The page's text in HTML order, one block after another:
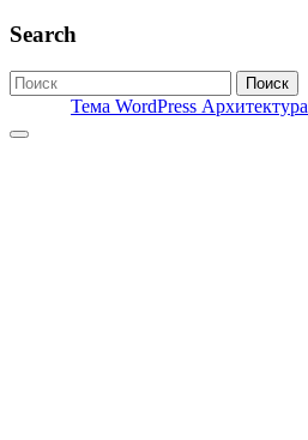
Search
Поиск
Тема WordPress Архитектура